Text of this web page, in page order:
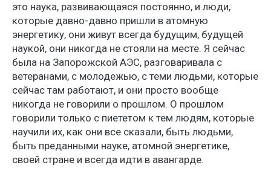
это наука, развивающаяся постоянно, и люди,
которые давно-давно пришли в атомную
энергетику, они живут всегда будущим, будущей
наукой, они никогда не стояли на месте. Я сейчас
была на Запорожской АЭС, разговаривала с
ветеранами, с молодежью, с теми людьми, которые
сейчас там работают, и они просто вообще
никогда не говорили о прошлом. О прошлом
говорили только с пиететом к тем людям, которые
научили их, как они все сказали, быть людьми,
быть преданными науке, атомной энергетике,
своей стране и всегда идти в авангарде.